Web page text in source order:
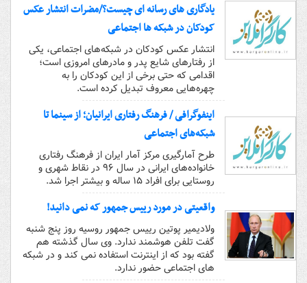
یادگاری های رسانه ای چیست؟/مضرات انتشار عکس
کودکان در شبکه ها اجتماعی
انتشار عکس کودکان در شبکه‌‌های اجتماعی، یکی
از رفتارهای شایع پدر و مادرهای امروزی است؛
اقدامی که حتی برخی از این کودکان را به
چهره‌هایی معروف تبدیل کرده است.
اینفوگرافی / فرهنگ رفتاری ایرانیان؛ از سینما تا
شبکه‌های اجتماعی
طرح آمارگیری مرکز آمار ایران از فرهنگ رفتاری
خانواده‌های ایرانی در سال ۹۶ در نقاط شهری و
روستایی برای افراد ۱۵ ساله و بیشتر اجرا شد.
واقعیتی در مورد رییس جمهور که نمی دانید!
ولادیمیر پوتین رییس جمهور روسیه روز پنج شنبه
گفت تلفن هوشمند ندارد. وی سال گذشته هم
گفته بود که از اینترنت استفاده نمی کند و در شبکه
های اجتماعی حضور ندارد.